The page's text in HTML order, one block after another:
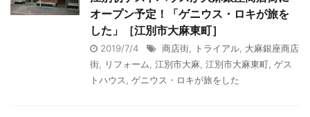
オープン予定！「ゲニウス・ロキが旅を
した」［江別市大麻東町］
2019/7/4 商店街, トライアル, 大麻銀座商店
街, リフォーム, 江別市大麻, 江別市大麻東町, ゲス
トハウス, ゲニウス・ロキが旅をした